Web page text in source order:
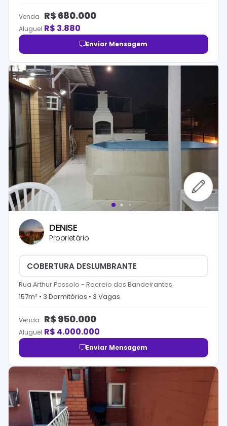
Venda R$ 680.000
Aluguel R$ 3.880
Enviar Mensagem
DENISE
Proprietário
COBERTURA DESLUMBRANTE
Rua Arthur Possolo - Recreio dos Bandeirantes
157m² • 3 Dormitórios • 3 Vagas
Venda R$ 950.000
Aluguel R$ 4.000.000
Enviar Mensagem